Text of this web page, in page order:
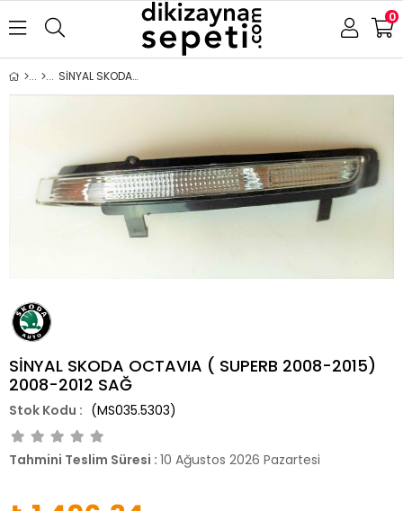
0
SİNYAL SKODA OCTAVIA ( SUPERB 2008-2015) 2008-2012 SAĞ
SİNYAL SKODA OCTAVIA ( SUPERB 2008-2015)
2008-2012 SAĞ
(MS035.5303)
Tahmini Teslim Süresi : 10 Ağustos 2026 Pazartesi